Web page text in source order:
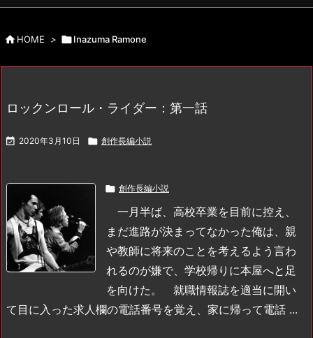

HOME > Inazuma Ramone
ロックンロール・ライダー：第一話
 2020年3月10日  創作長編小説
 創作長編小説
一月半ば、高校卒業を目前に控え、
まだ進路が決まってなかった俺は、親
や教師に将来のことを考えるよう言わ
れるのが嫌で、学校帰りに本屋へと足
を向けた。
就職情報誌を適当に開い
て目に入った求人欄の電話番号を覚え、家に帰って電話 ...